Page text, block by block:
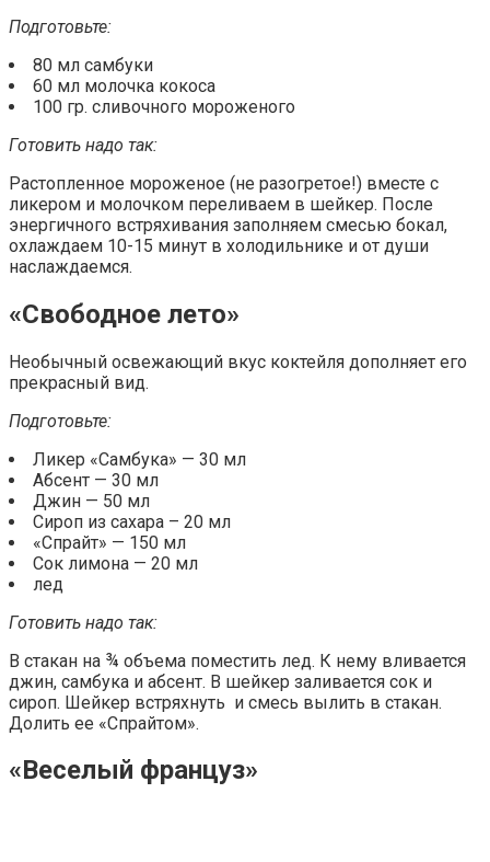
Подготовьте:
80 мл самбуки
60 мл молочка кокоса
100 гр. сливочного мороженого
Готовить надо так:
Растопленное мороженое (не разогретое!) вместе с
ликером и молочком переливаем в шейкер. После
энергичного встряхивания заполняем смесью бокал,
охлаждаем 10-15 минут в холодильнике и от души
наслаждаемся.
«Свободное лето»
Необычный освежающий вкус коктейля дополняет его
прекрасный вид.
Подготовьте:
Ликер «Самбука» — 30 мл
Абсент — 30 мл
Джин — 50 мл
Сироп из сахара – 20 мл
«Спрайт» — 150 мл
Сок лимона — 20 мл
лед
Готовить надо так:
В стакан на ¾ объема поместить лед. К нему вливается
джин, самбука и абсент. В шейкер заливается сок и
сироп. Шейкер встряхнуть и смесь вылить в стакан.
Долить ее «Спрайтом».
«Веселый француз»